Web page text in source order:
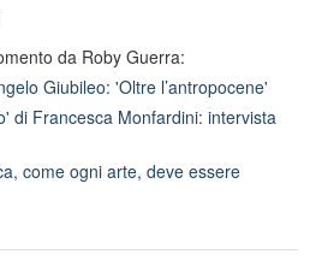
da Roby Guerra:
Giubileo: 'Oltre l’antropocene'
di Francesca Monfardini: intervista
come ogni arte, deve essere